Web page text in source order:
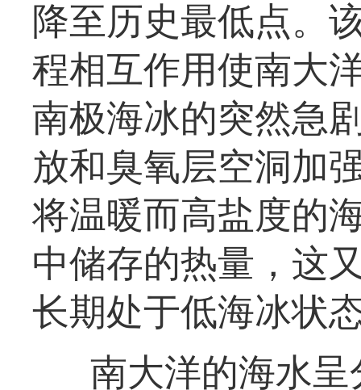
降至历史最低点。
程相互作用使南大
南极海冰的突然急
放和臭氧层空洞加
将温暖而高盐度的
中储存的热量，这
长期处于低海冰状
南大洋的海水